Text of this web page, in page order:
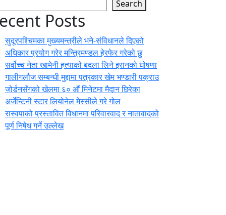
Search
Posts
सुदूरपश्चिमका मुख्यमन्त्रीले भने-संविधानले दिएको
अधिकार प्रयोग गरेर मन्त्रिमण्डल हेरफेर गरेको छु
सर्वोच्च नेता खामेनी हत्याको बदला लिने इरानको घोषणा
गालीगलौज सम्बन्धी मुद्दामा पत्रकार खेम भण्डारी पक्राउ
जोर्डनसँगको खेलमा ६० औं मिनेटमा मैदान छिरेका
अर्जेन्टिनी स्टार लियोनेल मेस्सीले गरे गोल
रास्वपाको प्रस्तावित विधानमा परिवारवाद र नातावादको
पूर्ण निषेध गर्ने उल्लेख